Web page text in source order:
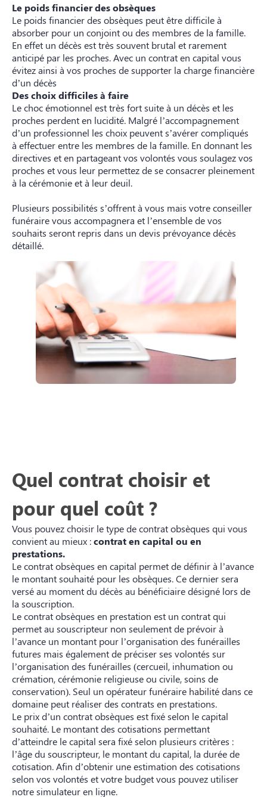
Le poids financier des obsèques
Le poids financier des obsèques peut être difficile à
absorber pour un conjoint ou des membres de la famille.
En effet un décès est très souvent brutal et rarement
anticipé par les proches. Avec un contrat en capital vous
évitez ainsi à vos proches de supporter la charge financière
d’un décès
Des choix difficiles à faire
Le choc émotionnel est très fort suite à un décès et les
proches perdent en lucidité. Malgré l’accompagnement
d’un professionnel les choix peuvent s’avérer compliqués
à effectuer entre les membres de la famille. En donnant les
directives et en partageant vos volontés vous soulagez vos
proches et vous leur permettez de se consacrer pleinement
à la cérémonie et à leur deuil.
Plusieurs possibilités s’offrent à vous mais votre conseiller
funéraire vous accompagnera et l’ensemble de vos
souhaits seront repris dans un devis prévoyance décès
détaillé.
Quel contrat choisir et
pour quel coût ?
Vous pouvez choisir le type de contrat obsèques qui vous
convient au mieux :contrat en capital ou en
prestations.
Le contrat obsèques en capital permet de définir à l’avance
le montant souhaité pour les obsèques. Ce dernier sera
versé au moment du décès au bénéficiaire désigné lors de
la souscription.
Le contrat obsèques en prestation est un contrat qui
permet au souscripteur non seulement de prévoir à
l’avance un montant pour l’organisation des funérailles
futures mais également de préciser ses volontés sur
l’organisation des funérailles (cercueil, inhumation ou
crémation, cérémonie religieuse ou civile, soins de
conservation). Seul un opérateur funéraire habilité dans ce
domaine peut réaliser des contrats en prestations.
Le prix d’un contrat obsèques est fixé selon le capital
souhaité. Le montant des cotisations permettant
d’atteindre le capital sera fixé selon plusieurs critères :
l’âge du souscripteur, le montant du capital, la durée de
cotisation. Afin d’obtenir une estimation des cotisations
selon vos volontés et votre budget vous pouvez utiliser
notre simulateur en ligne.